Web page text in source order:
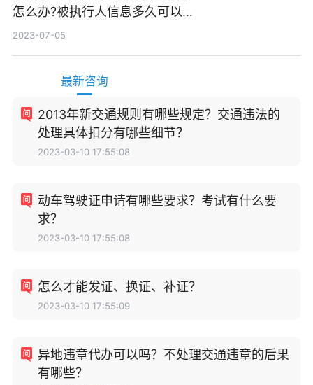
怎么办?被执行人信息多久可以
消除?
2023-07-05
最新咨询
2013年新交通规则有哪些规定？交通违法的
处理具体扣分有哪些细节？
2023-03-10 17:55:08
动车驾驶证申请有哪些要求？考试有什么要
求？
2023-03-10 17:55:08
怎么才能发证、换证、补证？
2023-03-10 17:55:09
异地违章代办可以吗？不处理交通违章的后果
有哪些？